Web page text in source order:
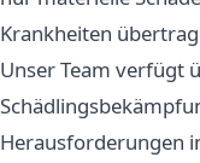
Krankheiten
Unser Team verfügt
Herausforderungen